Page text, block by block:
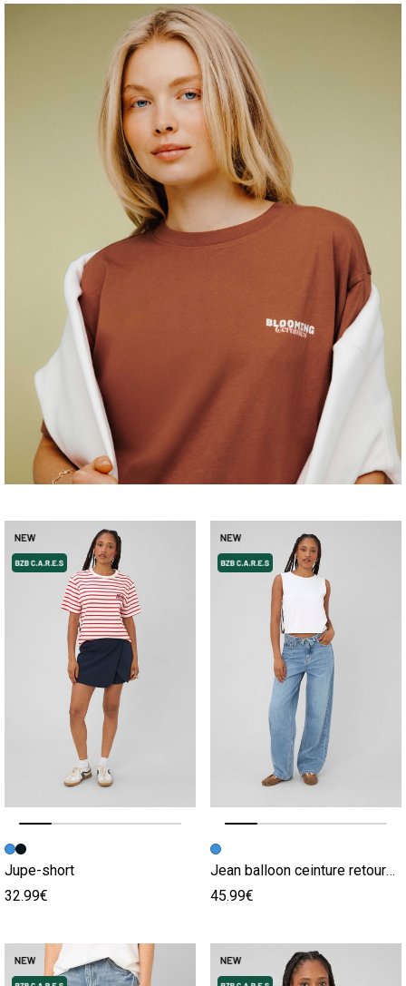
Image précédente
Image suivante
Jupe-short
32.99€
Image précédente
Image suivante
Jean balloon ceinture retournée
45.99€